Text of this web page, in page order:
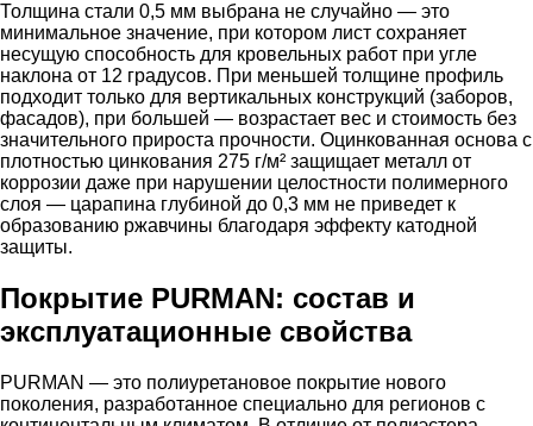
Толщина стали 0,5 мм выбрана не случайно — это
минимальное значение, при котором лист сохраняет
несущую способность для кровельных работ при угле
наклона от 12 градусов. При меньшей толщине профиль
подходит только для вертикальных конструкций (заборов,
фасадов), при большей — возрастает вес и стоимость без
значительного прироста прочности. Оцинкованная основа с
плотностью цинкования 275 г/м² защищает металл от
коррозии даже при нарушении целостности полимерного
слоя — царапина глубиной до 0,3 мм не приведет к
образованию ржавчины благодаря эффекту катодной
защиты.
Покрытие PURMAN: состав и
эксплуатационные свойства
PURMAN — это полиуретановое покрытие нового
поколения, разработанное специально для регионов с